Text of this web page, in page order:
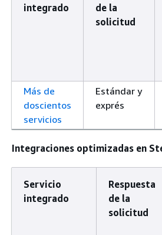
integrado
de la
solicitud
Más de
doscientos
servicios
Estándar y
exprés
Integraciones optimizadas en
Servicio
integrado
Respuesta
de la
solicitud